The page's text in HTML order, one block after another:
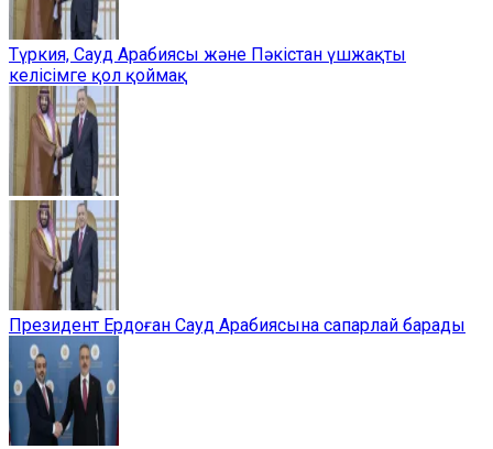
Түркия, Сауд Арабиясы және Пәкістан үшжақты
келісімге қол қоймақ
Президент Ердоған Сауд Арабиясына сапарлай барады